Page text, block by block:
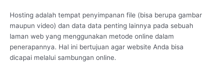
Hosting adalah tempat penyimpanan file (bisa berupa gambar
maupun video) dan data data penting lainnya pada sebuah
laman web yang menggunakan metode online dalam
penerapannya. Hal ini bertujuan agar website Anda bisa
dicapai melalui sambungan online.